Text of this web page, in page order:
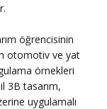
öğrencisinin
otomotiv ve yat
örnekleri
3B tasarım,
uygulamalı